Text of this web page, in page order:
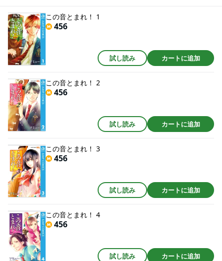
この音とまれ！ 1
456
試し読み カートに追加
この音とまれ！ 2
456
試し読み カートに追加
この音とまれ！ 3
456
試し読み カートに追加
この音とまれ！ 4
456
試し読み カートに追加